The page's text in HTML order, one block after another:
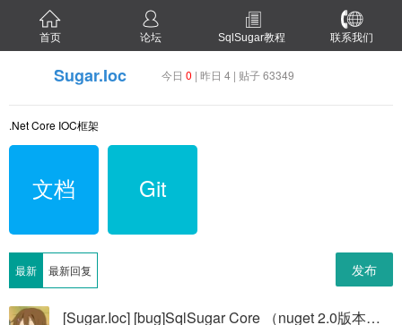
首页 论坛 SqlSugar教程 联系我们
Sugar.Ioc 今日 0 | 昨日 4 | 贴子 63349
.Net Core IOC框架
文档 Git
最新 最新回复 发布
[Sugar.Ioc] [bug]SqlSugar Core （nuget 2.0版本）备份数据库后无法复用 Client/Scope-